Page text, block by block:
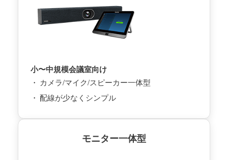
小〜中規模会議室向け
カメラ/マイク/スピーカー一体型
配線が少なくシンプル
モニター一体型